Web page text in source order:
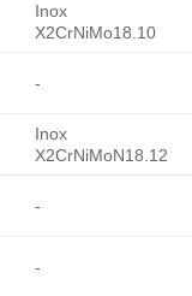
Inox
X2CrNiMo18.10
-
Inox
X2CrNiMoN18.12
-
-